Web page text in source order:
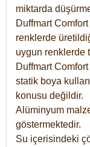
miktarda
Duffmart
renklerde
uygun renklerde
DuffmartComfort
statik boya
konusu değildir.
Alüminyum
göstermektedir.
Su içerisindeki